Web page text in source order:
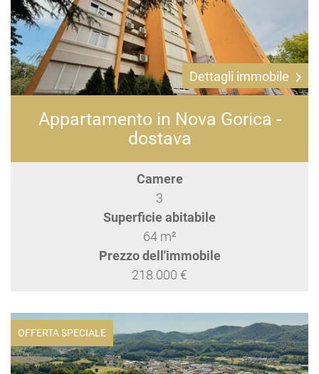
Dettagli immobile
Appartamento in Nova Gorica -
dostava
Camere
3
Superficie abitabile
64 m²
Prezzo dell'immobile
218.000 €
OFFERTA SPECIALE